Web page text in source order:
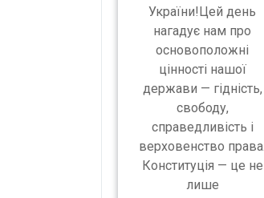
України!Цей день
нагадує нам про
основоположні
цінності нашої
держави — гідність,
свободу,
справедливість і
верховенство права.
Конституція — це не
лише